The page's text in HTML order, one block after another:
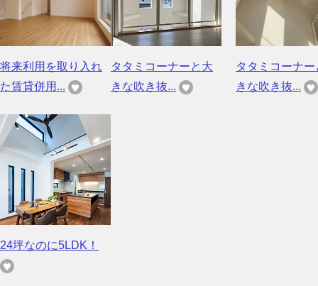
将来利用を取り入れ
た賃貸併用...
タタミコーナーと大
きな吹き抜...
タタミコーナー
きな吹き抜...
24坪なのに5LDK！